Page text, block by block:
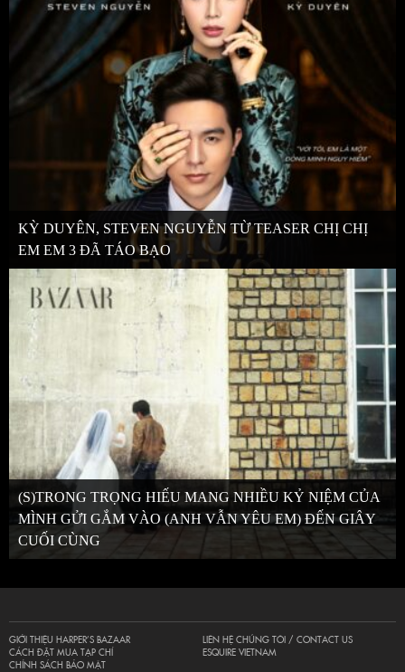
KỲ DUYÊN, STEVEN NGUYỄN TỪ TEASER CHỊ CHỊ
EM EM 3 ĐÃ TÁO BẠO
(S)TRONG TRỌNG HIẾU MANG NHIỀU KỶ NIỆM CỦA
MÌNH GỬI GẮM VÀO (ANH VẪN YÊU EM) ĐẾN GIÂY
CUỐI CÙNG
GIỚI THIỆU HARPER’S BAZAAR
CÁCH ĐẶT MUA TẠP CHÍ
CHÍNH SÁCH BẢO MẬT
LIÊN HỆ CHÚNG TÔI / CONTACT US
ESQUIRE VIETNAM